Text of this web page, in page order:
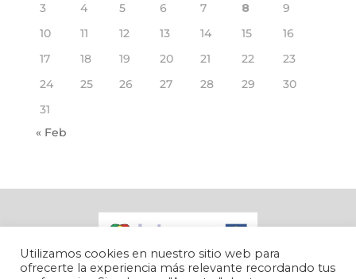
3
4 5 6 7 8
9
10
11 12 13 14 15
16
17
18 19 20 21 22
23
24
25 26 27 28 29
30
31
« Feb
Utilizamos cookies en nuestro sitio web para
ofrecerte la experiencia más relevante recordando tus